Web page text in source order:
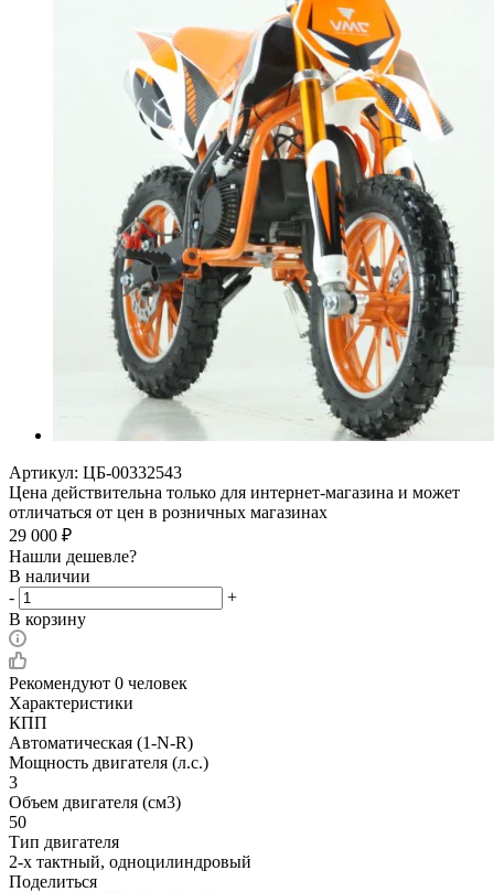
Артикул: ЦБ-00332543
Цена действительна только для интернет-магазина и может
отличаться от цен в розничных магазинах
29 000 ₽
Нашли дешевле?
В наличии
-
+
В корзину
Рекомендуют 0 человек
Характеристики
КПП
Автоматическая (1-N-R)
Мощность двигателя (л.с.)
3
Объем двигателя (см3)
50
Тип двигателя
2-х тактный, одноцилиндровый
Поделиться